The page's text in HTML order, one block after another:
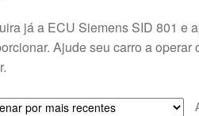
já a ECU Siemens SID 801 e
Ajude seu carro a